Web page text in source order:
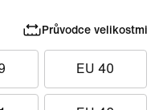
Průvodce velikostmi
EU 40